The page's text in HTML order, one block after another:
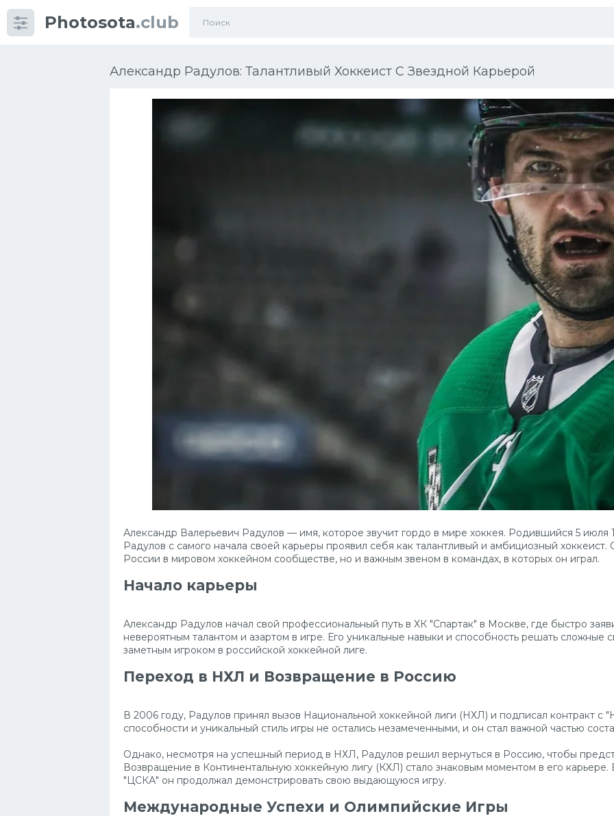
Photosota.club
Александр Радулов: Талантливый Хоккеист С Звездной Карьерой
Александр Валерьевич Радулов — имя, которое звучит гордо в мире хоккея. Родившийся 5 июля
Радулов с самого начала своей карьеры проявил себя как талантливый и амбициозный хоккеист.
России в мировом хоккейном сообществе, но и важным звеном в командах, в которых он играл.
Начало карьеры
Александр Радулов начал свой профессиональный путь в ХК "Спартак" в Москве, где быстро
невероятным талантом и азартом в игре. Его уникальные навыки и способность решать сложные
заметным игроком в российской хоккейной лиге.
Переход в НХЛ и Возвращение в Россию
В 2006 году, Радулов принял вызов Национальной хоккейной лиги (НХЛ) и подписал контракт с
способности и уникальный стиль игры не остались незамеченными, и он стал важной частью
Однако, несмотря на успешный период в НХЛ, Радулов решил вернуться в Россию, чтобы
Возвращение в Континентальную хоккейную лигу (КХЛ) стало знаковым моментом в его карьере.
"ЦСКА" он продолжал демонстрировать свою выдающуюся игру.
Международные Успехи и Олимпийские Игры